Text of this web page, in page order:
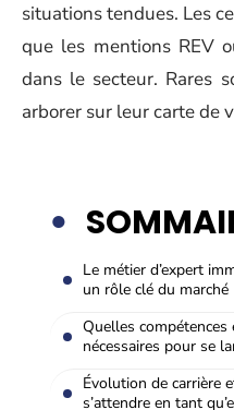
situations tendues. Les
que les mentions REV
dans le secteur. Rares
arborer sur leur carte de
Le métier d’expert
un rôle clé du marché
Quelles
nécessaires pour se
Évolution de carrière
s’attendre en tant